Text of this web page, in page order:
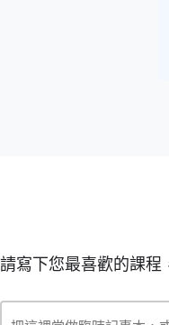
請寫下您最喜歡的課程